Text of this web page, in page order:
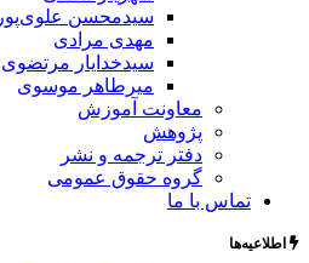
سیدمحسن علوی‌پور
مهدی مرادی
سیدخدایار مرتضوی
میرطاهر موسوی
معاونت آموزش
پژوهش
دفتر ترجمه و نشر
گروه حقوق عمومی
تماس با ما
اطلاعیه‌ها